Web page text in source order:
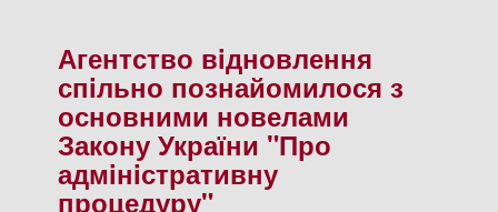
Агентство вiдновлення
спiльно познайомилося з
основними новелами
Закону України "Про
адмiнiстративну
процедуру"